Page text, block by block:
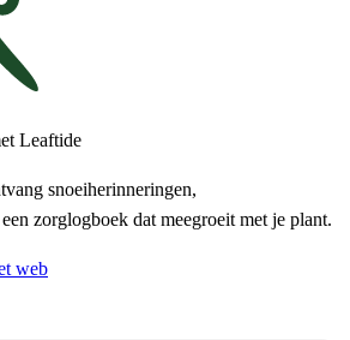
Leaftide
snoeiherinneringen,
zorglogboek dat meegroeit met je plant.
web